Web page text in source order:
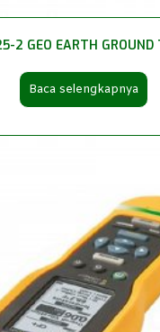
2 GEO EARTH GROUND
Baca selengkapnya